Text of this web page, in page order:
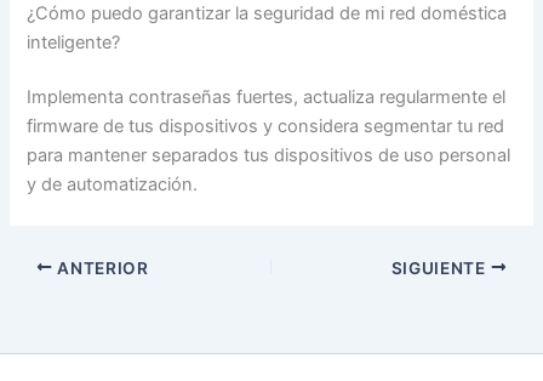
¿Cómo puedo garantizar la seguridad de mi red doméstica
inteligente?
Implementa contraseñas fuertes, actualiza regularmente el
firmware de tus dispositivos y considera segmentar tu red
para mantener separados tus dispositivos de uso personal
y de automatización.
ANTERIOR SIGUIENTE